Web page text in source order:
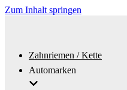
Zum Inhalt springen
Zahnriemen / Kette
Automarken